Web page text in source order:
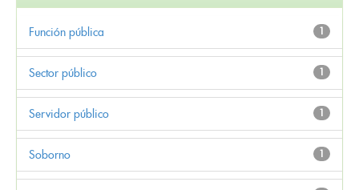
1
Función pública
1
Sector público
1
Servidor público
1
Soborno